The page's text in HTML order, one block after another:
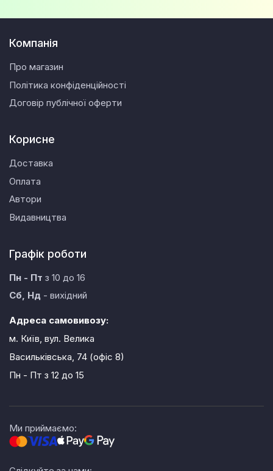
Компанія
Про магазин
Політика конфіденційності
Договір публічної оферти
Корисне
Доставка
Оплата
Автори
Видавництва
Графік роботи
Пн - Пт з 10 до 16
Сб, Нд - вихідний
Адреса самовивозу:
м. Київ, вул. Велика
Васильківська, 74 (офіс 8)
Пн - Пт з 12 до 15
Ми приймаємо: